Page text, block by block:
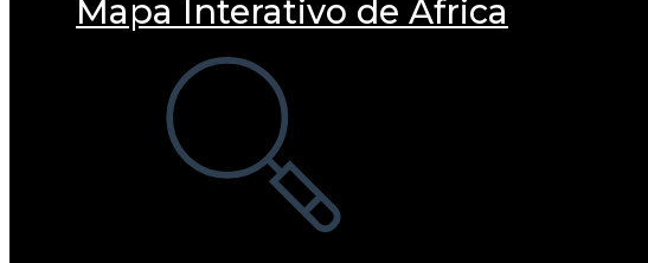
Mapa Interativo de África
Alternar
pesquisa